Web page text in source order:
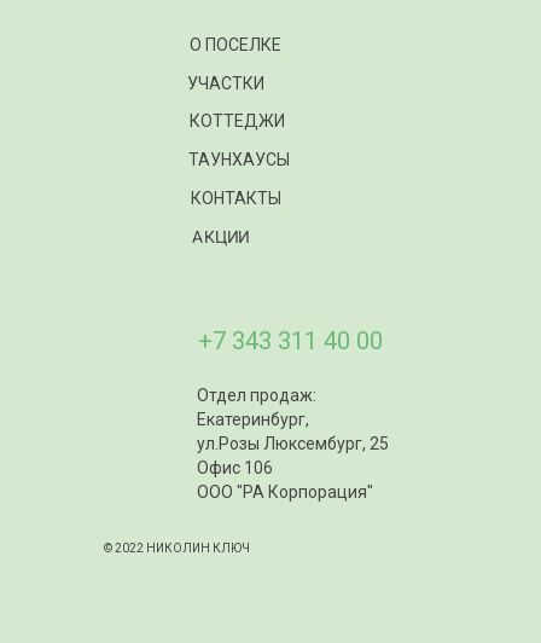
Отдел продаж:
Екатеринбург,
ул.Розы Люксембург, 25
Офис 106
ООО "РА Корпорация"
О ПОСЕЛКЕ
КОТТЕДЖИ
ТАУНХАУСЫ
КОНТАКТЫ
+7 343 311 40 00
© 2022 НИКОЛИН КЛЮЧ
АКЦИИ
УЧАСТКИ